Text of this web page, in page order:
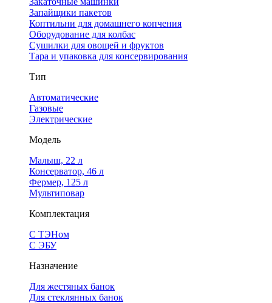
Запайщики пакетов
Коптильни для домашнего копчения
Оборудование для колбас
Сушилки для овощей и фруктов
Тара и упаковка для консервирования
Тип
Автоматические
Газовые
Электрические
Модель
Малыш, 22 л
Консерватор, 46 л
Фермер, 125 л
Мультиповар
Комплектация
С ТЭНом
С ЭБУ
Назначение
Для жестяных банок
Для стеклянных банок